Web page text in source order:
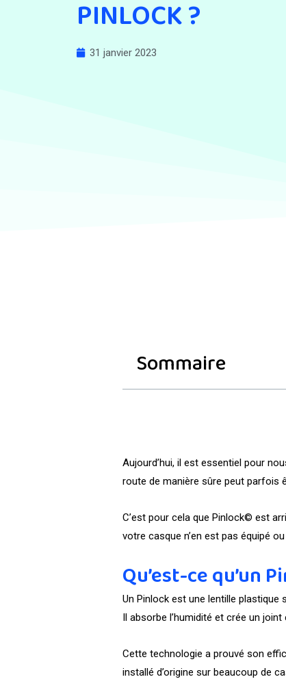
PINLOCK ?
31 janvier 2023
Sommaire
Aujourd’hui, il est essentiel pour
route de manière sûre peut parfois
C’est pour cela que Pinlock© est
votre casque n’en est pas équipé
Qu’est-ce qu’un
Un Pinlock est une lentille
Il absorbe l’humidité et crée un
Cette technologie a prouvé son
installé d’origine sur beaucoup de